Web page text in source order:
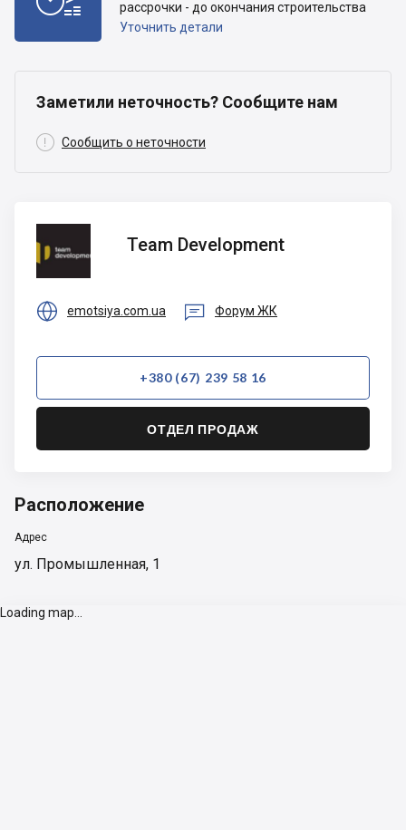
рассрочки - до окончания строительства
Уточнить детали
Заметили неточность? Сообщите нам
 Сообщить о неточности
Development
Team Development
 emotsiya.com.ua  Форум ЖК
+380 (67) 239 58 16
ОТДЕЛ ПРОДАЖ
Расположение
Адрес
ул. Промышленная, 1
Loading map...